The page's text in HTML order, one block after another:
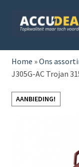
door
naar
direct
naar
HOME
AUTO
BOOT
Home »Ons
J305G-AC Trojan
AANBIEDING!